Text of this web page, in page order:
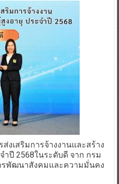
งเสริมการจ้างงานและสร้าง
ำปี 2568ในระดับดี จาก กรม
รพัฒนาสังคมและความมั่นคง